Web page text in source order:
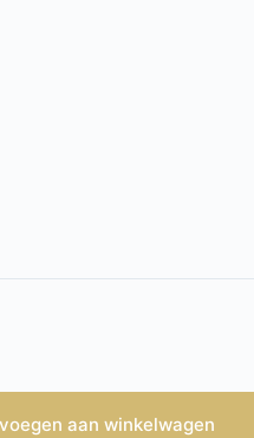
aan winkelwagen